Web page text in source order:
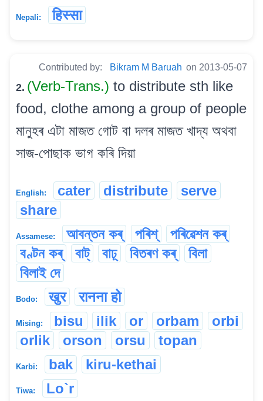
Nepali: हिस्सा
Contributed by: Bikram M Baruah on 2013-05-07
2. (Verb-Trans.) to distribute sth like
food, clothe among a group of people
মানুহৰ এটা মাজত গোট বা দলৰ মাজত খাদ্য অথবা
সাজ-পোছাক ভাগ কৰি দিয়া
English: cater distribute
serve
share
Assamese: আবন্তন কৰ্ পৰিশ্
পৰিৱেশন কৰ্
বণ্টন কৰ্
বাট্ বাঢ়্ বিতৰণ কৰ্
বিলা
বিলাই দে
Bodo: खुर रानना हो
Mising: bisu ilik or orbam
orbi
orlik
orson orsu topan
Karbi: bak kiru-kethai
Tiwa: Lo`r